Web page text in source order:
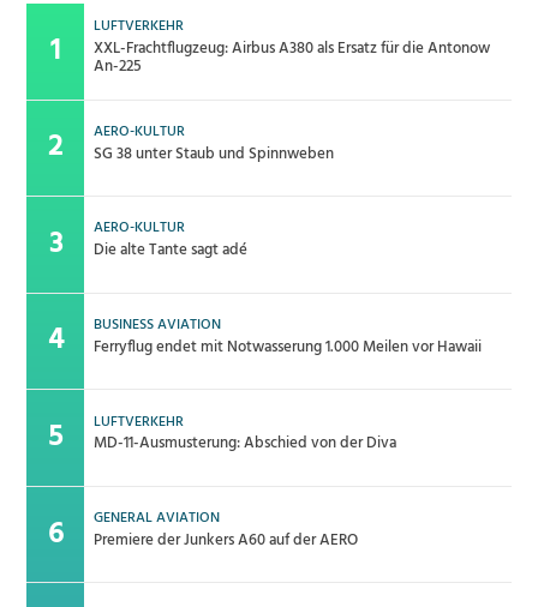
LUFTVERKEHR
XXL-Frachtflugzeug: Airbus A380 als Ersatz für die Antonow
An-225
AERO-KULTUR
SG 38 unter Staub und Spinnweben
AERO-KULTUR
Die alte Tante sagt adé
BUSINESS AVIATION
Ferryflug endet mit Notwasserung 1.000 Meilen vor Hawaii
LUFTVERKEHR
MD-11-Ausmusterung: Abschied von der Diva
GENERAL AVIATION
Premiere der Junkers A60 auf der AERO